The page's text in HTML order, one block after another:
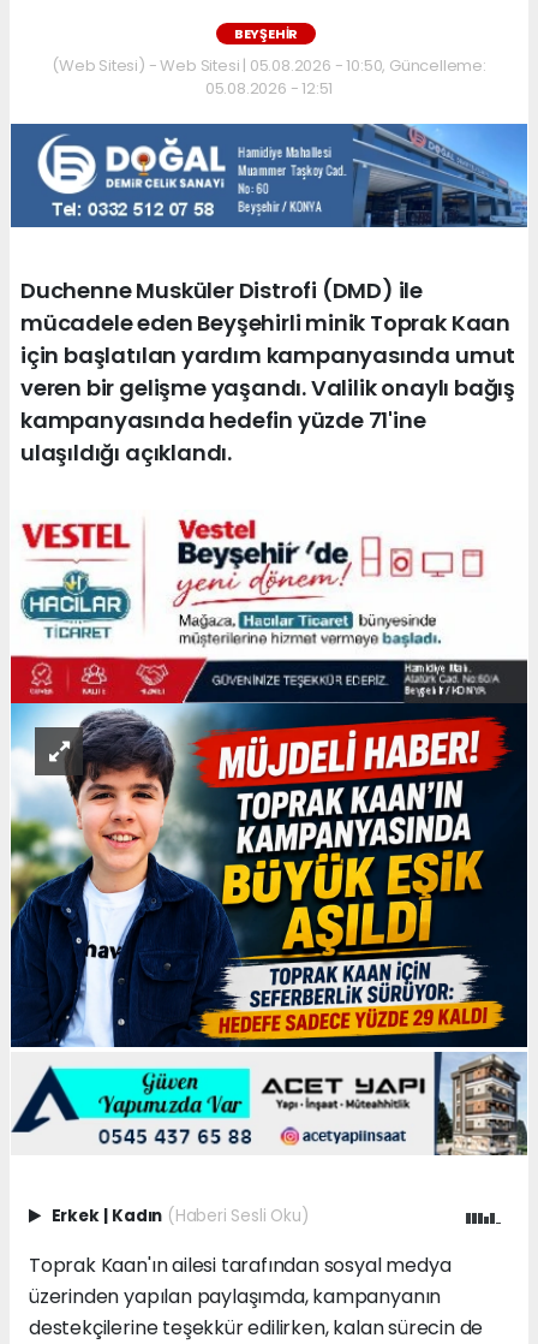
BEYŞEHIR
(Web Sitesi) - Web Sitesi | 05.08.2026 - 10:50, Güncelleme:
05.08.2026 - 12:51
Duchenne Musküler Distrofi (DMD) ile
mücadele eden Beyşehirli minik Toprak Kaan
için başlatılan yardım kampanyasında umut
veren bir gelişme yaşandı. Valilik onaylı bağış
kampanyasında hedefin yüzde 71'ine
ulaşıldığı açıklandı.
Erkek Kadın (Haberi Sesli Oku)
Toprak Kaan'ın ailesi tarafından sosyal medya
üzerinden yapılan paylaşımda, kampanyanın
destekçilerine teşekkür edilirken, kalan sürecin de